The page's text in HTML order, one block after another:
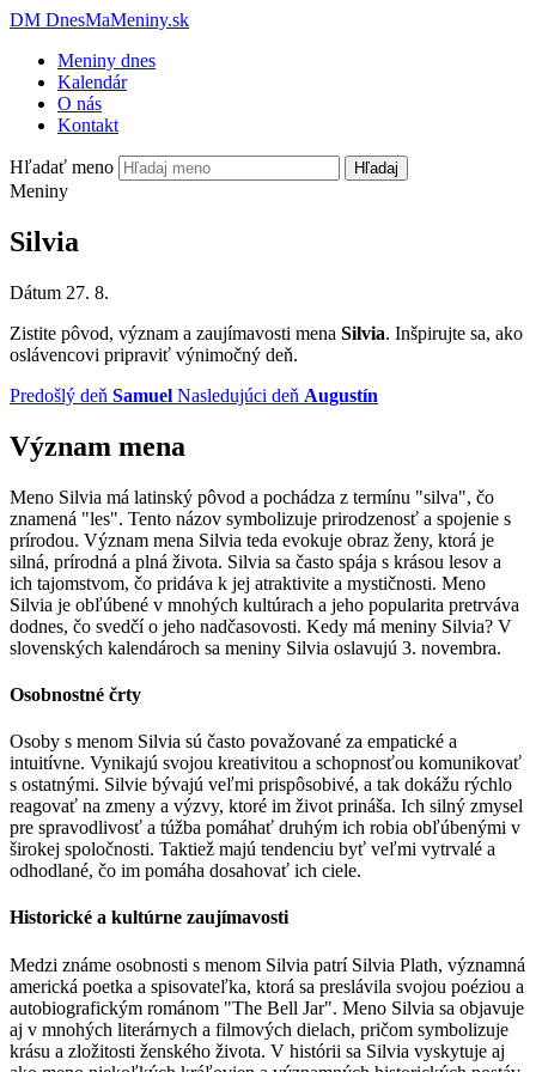
DM DnesMaMeniny.sk
Meniny dnes
Kalendár
O nás
Kontakt
Hľadať meno Hľadaj
Meniny
Silvia
Dátum 27. 8.
Zistite pôvod, význam a zaujímavosti mena Silvia. Inšpirujte sa, ako
oslávencovi pripraviť výnimočný deň.
Predošlý deň Samuel Nasledujúci deň Augustín
Význam mena
Meno Silvia má latinský pôvod a pochádza z termínu "silva", čo
znamená "les". Tento názov symbolizuje prirodzenosť a spojenie s
prírodou. Význam mena Silvia teda evokuje obraz ženy, ktorá je
silná, prírodná a plná života. Silvia sa často spája s krásou lesov a
ich tajomstvom, čo pridáva k jej atraktivite a mystičnosti. Meno
Silvia je obľúbené v mnohých kultúrach a jeho popularita pretrváva
dodnes, čo svedčí o jeho nadčasovosti. Kedy má meniny Silvia? V
slovenských kalendároch sa meniny Silvia oslavujú 3. novembra.
Osobnostné črty
Osoby s menom Silvia sú často považované za empatické a
intuitívne. Vynikajú svojou kreativitou a schopnosťou komunikovať
s ostatnými. Silvie bývajú veľmi prispôsobivé, a tak dokážu rýchlo
reagovať na zmeny a výzvy, ktoré im život prináša. Ich silný zmysel
pre spravodlivosť a túžba pomáhať druhým ich robia obľúbenými v
širokej spoločnosti. Taktiež majú tendenciu byť veľmi vytrvalé a
odhodlané, čo im pomáha dosahovať ich ciele.
Historické a kultúrne zaujímavosti
Medzi známe osobnosti s menom Silvia patrí Silvia Plath, významná
americká poetka a spisovateľka, ktorá sa preslávila svojou poéziou a
autobiografickým románom "The Bell Jar". Meno Silvia sa objavuje
aj v mnohých literárnych a filmových dielach, pričom symbolizuje
krásu a zložitosti ženského života. V histórii sa Silvia vyskytuje aj